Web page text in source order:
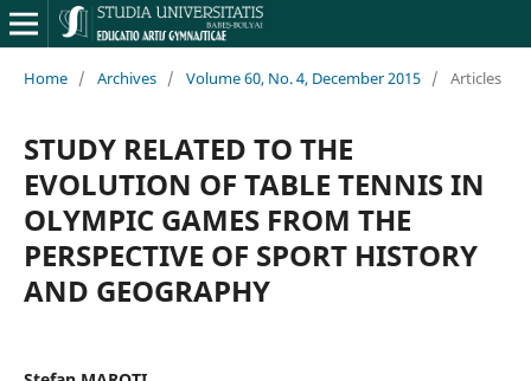
Home / Archives / Volume 60, No. 4, December 2015 / Articles
STUDY RELATED TO THE
EVOLUTION OF TABLE TENNIS IN
OLYMPIC GAMES FROM THE
PERSPECTIVE OF SPORT HISTORY
AND GEOGRAPHY